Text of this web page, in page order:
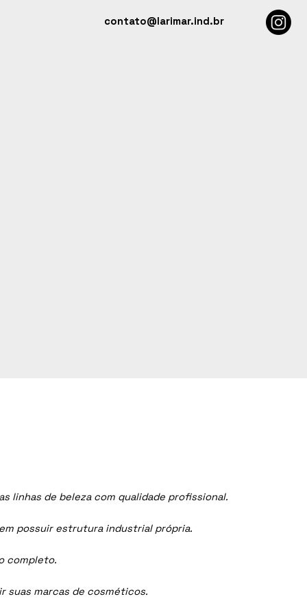
contato@larimar.ind.br
linhas de beleza com qualidade profissional.
possuir estrutura industrial própria.
completo.
suas marcas de cosméticos.